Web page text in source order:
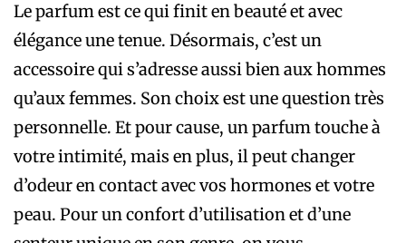
Le parfum est ce qui finit en beauté et avec
élégance une tenue. Désormais, c’est un
accessoire qui s’adresse aussi bien aux hommes
qu’aux femmes. Son choix est une question très
personnelle. Et pour cause, un parfum touche à
votre intimité, mais en plus, il peut changer
d’odeur en contact avec vos hormones et votre
peau. Pour un confort d’utilisation et d’une